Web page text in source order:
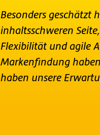
Besonders geschätzt
inhaltsschweren
Flexibilität und agile
Markenfindung
haben unsere